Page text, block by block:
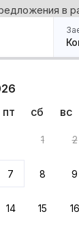
в
пт сб вс
1 2
7 8 9
14 15 16